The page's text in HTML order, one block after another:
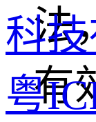
法
有
科
粤